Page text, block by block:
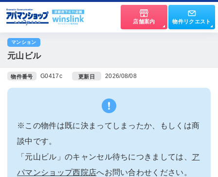
店舗案内 物件リクエスト
マンション
元山ビル
物件番号 G0417c 更新日 2026/08/08
※この物件は既に決まってしまったか、もしくは商
談中です。
「元山ビル」のキャンセル待ちにつきましては、 ア
パマンショップ西院店へお問い合わせください。